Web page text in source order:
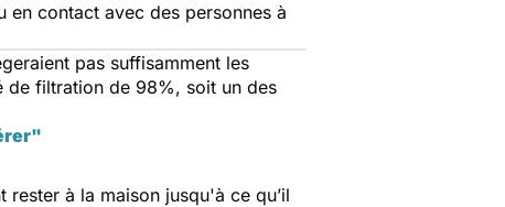
en contact avec des personnes à
pas suffisamment les
de filtration de 98%, soit un des
à la maison jusqu'à ce qu’il